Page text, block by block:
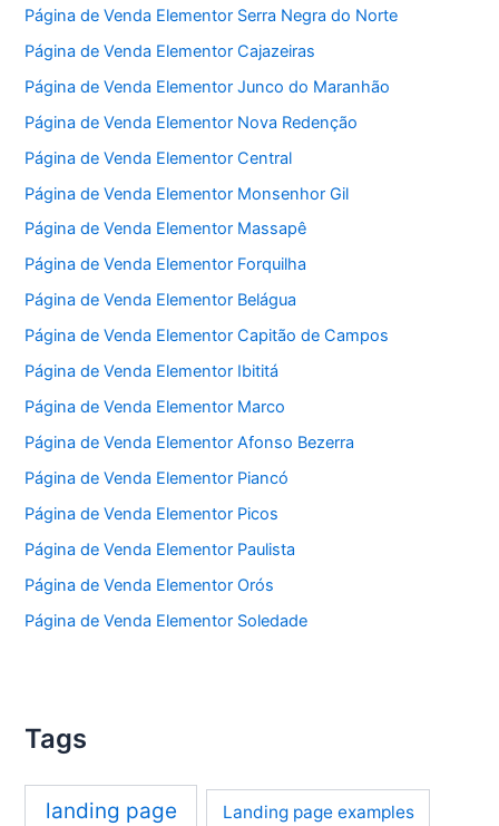
Página de Venda Elementor Serra Negra do Norte
Página de Venda Elementor Cajazeiras
Página de Venda Elementor Junco do Maranhão
Página de Venda Elementor Nova Redenção
Página de Venda Elementor Central
Página de Venda Elementor Monsenhor Gil
Página de Venda Elementor Massapê
Página de Venda Elementor Forquilha
Página de Venda Elementor Belágua
Página de Venda Elementor Capitão de Campos
Página de Venda Elementor Ibititá
Página de Venda Elementor Marco
Página de Venda Elementor Afonso Bezerra
Página de Venda Elementor Piancó
Página de Venda Elementor Picos
Página de Venda Elementor Paulista
Página de Venda Elementor Orós
Página de Venda Elementor Soledade
Tags
landing page Landing page examples